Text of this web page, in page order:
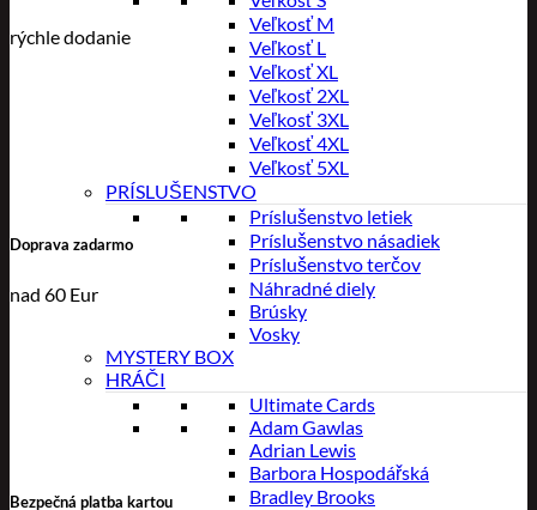
Veľkosť M
Veľkosť L
Veľkosť XL
Veľkosť 2XL
Veľkosť 3XL
Veľkosť 4XL
Veľkosť 5XL
PRÍSLUŠENSTVO
Príslušenstvo letiek
Príslušenstvo násadiek
Príslušenstvo terčov
Náhradné diely
Brúsky
Vosky
MYSTERY BOX
HRÁČI
Ultimate Cards
Adam Gawlas
Adrian Lewis
Barbora Hospodářská
Bradley Brooks
rýchle dodanie
Doprava zadarmo
nad 60 Eur
Bezpečná platba kartou